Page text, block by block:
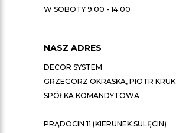
W SOBOTY 9:00 - 14:00
NASZ ADRES
DECOR SYSTEM
GRZEGORZ OKRASKA, PIOTR KRUK
SPÓŁKA KOMANDYTOWA
PRĄDOCIN 11 (KIERUNEK SULĘCIN)